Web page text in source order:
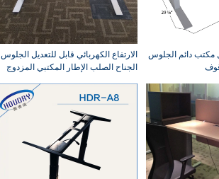
الارتفاع الكهربائي قابل للتعديل الجلوس
الجناح الصلب الإطار المكتبي المزدوج
مكتب دائم الجلوس